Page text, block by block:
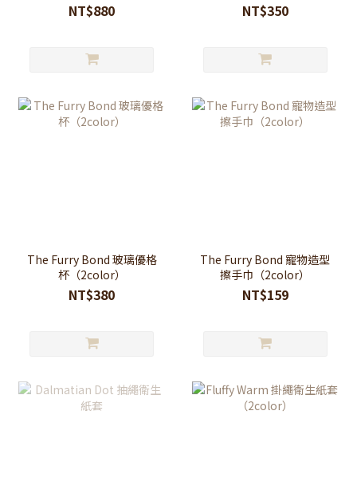
NT$880 NT$350
The Furry Bond 玻璃優格
杯（2color）
NT$380
The Furry Bond 寵物造型
擦手巾（2color）
NT$159